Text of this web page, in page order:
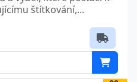
štítkování,...